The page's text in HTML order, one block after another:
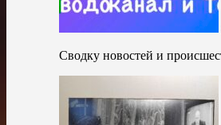
Сводку новостей и